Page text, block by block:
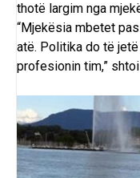
thotë largim nga
“Mjekësia mbetet
atë. Politika do të
profesionin tim,” shtoi